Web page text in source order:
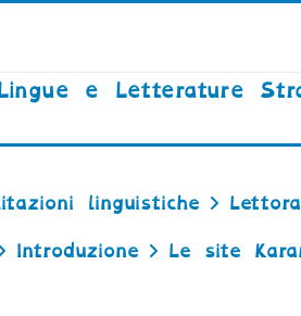
e Letterature
linguistiche
Introduzione Le site